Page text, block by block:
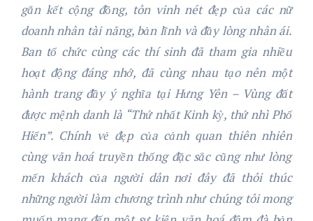
gắn kết cộng đồng, tôn vinh nét đẹp của các nữ
doanh nhân tài năng, bản lĩnh và đầy lòng nhân ái.
Ban tổ chức cùng các thí sinh đã tham gia nhiều
hoạt động đáng nhớ, đã cùng nhau tạo nên một
hành trang đầy ý nghĩa tại Hưng Yên – Vùng đất
được mệnh danh là “Thứ nhấtKinh kỳ, thứ nhì Phố
Hiến”. Chính vẻ đẹp của cảnh quan thiên nhiên
cùng văn hoá truyền thống đặc sắccũng như lòng
mến khách của người dân nơi đây đã thôi thúc
những người làm chương trình như chúng tôi mong